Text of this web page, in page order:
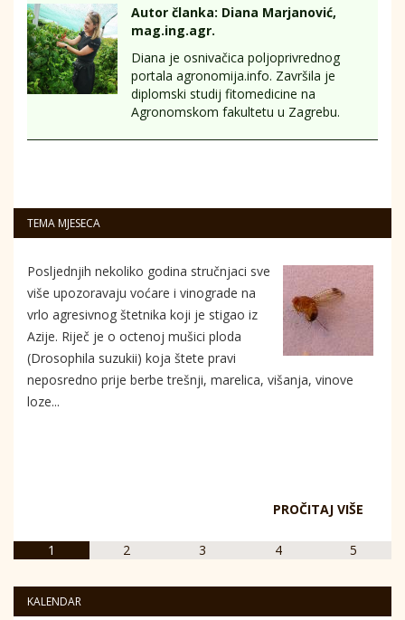
Autor članka: Diana Marjanović,
mag.ing.agr.
Diana je osnivačica poljoprivrednog
portala agronomija.info. Završila je
diplomski studij fitomedicine na
Agronomskom fakultetu u Zagrebu.
TEMA MJESECA
Posljednjih nekoliko godina stručnjaci sve
više upozoravaju voćare i vinograde na
vrlo agresivnog štetnika koji je stigao iz
Azije. Riječ je o octenoj mušici ploda
(Drosophila suzukii) koja štete pravi
neposredno prije berbe trešnji, marelica, višanja, vinove
loze...
PROČITAJ VIŠE
1 2 3 4 5
KALENDAR